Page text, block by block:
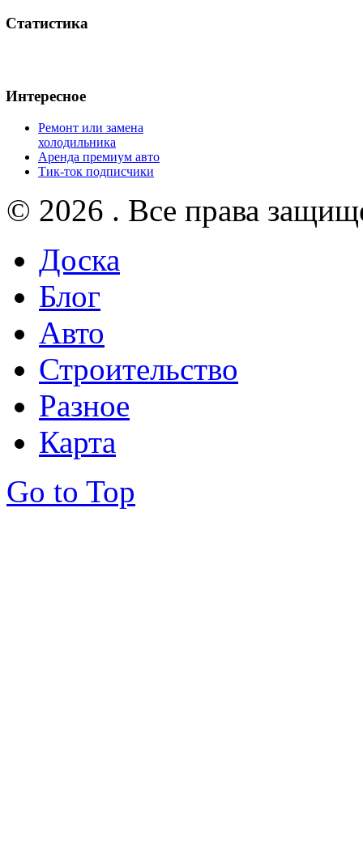
Статистика
Интересное
Ремонт или замена
холодильника
Аренда премиум авто
Тик-ток подписчики
© 2026 . Все права
Доска
Блог
Авто
Строительство
Разное
Карта
Go to Top